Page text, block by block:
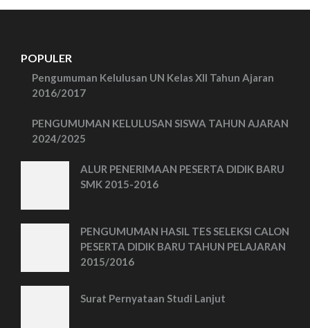
POPULER
Pengumuman Kelulusan UN Kelas XII Tahun Ajaran
2016/2017
PENGUMUMAN KELULUSAN SISWA TAHUN AJARAN
2024/2025
ALUR PENERIMAAN PESERTA DIDIK BARU
SMK 2015-2016
PENGUMUMAN HASIL TES SELEKSI CALON
PESERTA DIDIK BARU TAHUN PELAJARAN
2015/2016
Surat Pernyataan Studi Lanjut